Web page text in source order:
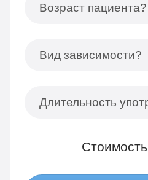
Возраст пациента?
Вид зависимости?
Длительность